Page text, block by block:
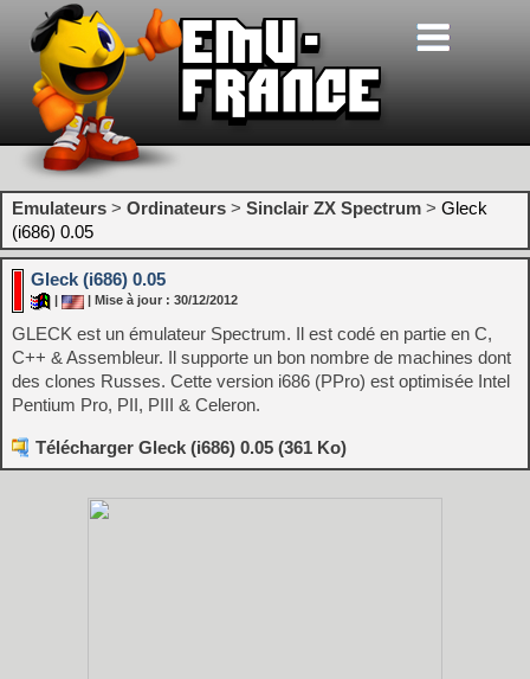
Emulateurs > Ordinateurs > Sinclair ZX Spectrum > Gleck
(i686) 0.05
Gleck (i686) 0.05
| Mise à jour : 30/12/2012
GLECK est un émulateur Spectrum. Il est codé en partie en C,
C++ & Assembleur. Il supporte un bon nombre de machines dont
des clones Russes. Cette version i686 (PPro) est optimisée Intel
Pentium Pro, PII, PIII & Celeron.
Télécharger Gleck (i686) 0.05 (361 Ko)